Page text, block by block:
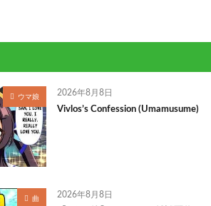
ウマ娘 2026年8月8日
Vivlos’s Confession (Umamusume)
曲 2026年8月8日